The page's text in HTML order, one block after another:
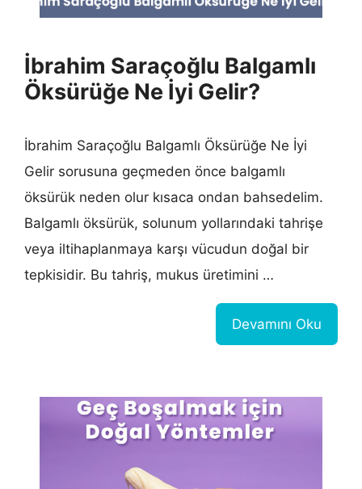
İbrahim Saraçoğlu Balgamlı
Öksürüğe Ne İyi Gelir?
İbrahim Saraçoğlu Balgamlı Öksürüğe Ne İyi
Gelir sorusuna geçmeden önce balgamlı
öksürük neden olur kısaca ondan bahsedelim.
Balgamlı öksürük, solunum yollarındaki tahrişe
veya iltihaplanmaya karşı vücudun doğal bir
tepkisidir. Bu tahriş, mukus üretimini …
Devamını Oku